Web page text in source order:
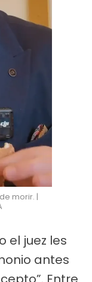
morir. |
el juez les
antes